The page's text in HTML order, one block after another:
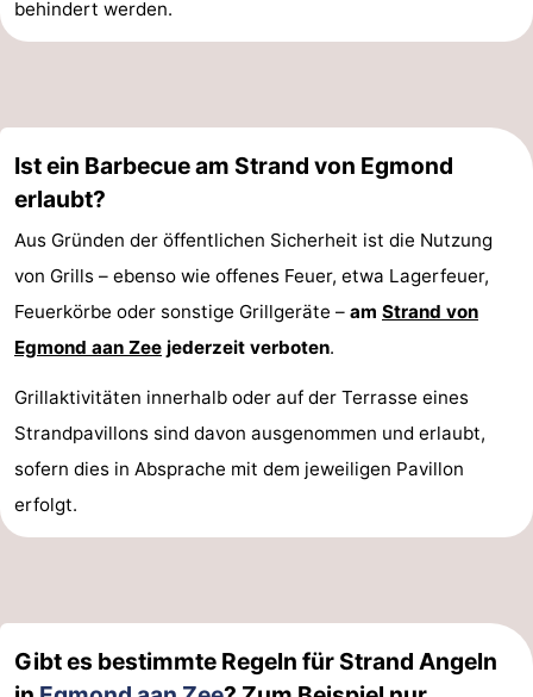
behindert werden.
Ist ein Barbecue am Strand von Egmond
erlaubt?
Aus Gründen der öffentlichen Sicherheit ist die Nutzung
von Grills – ebenso wie offenes Feuer, etwa Lagerfeuer,
Feuerkörbe oder sonstige Grillgeräte – am Strand von
Egmond aan Zee jederzeit verboten.
Grillaktivitäten innerhalb oder auf der Terrasse eines
Strandpavillons sind davon ausgenommen und erlaubt,
sofern dies in Absprache mit dem jeweiligen Pavillon
erfolgt.
Gibt es bestimmte Regeln für Strand Angeln